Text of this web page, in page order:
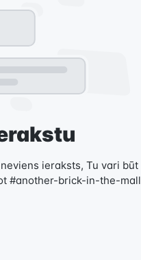
ieraksts, Tu vari būt
#another-brick-in-the-mall